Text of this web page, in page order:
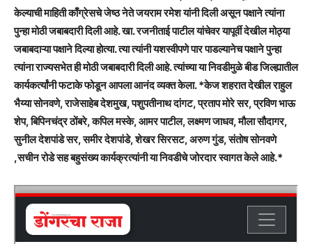
केल्याची माहिती काँग्रेसचे जेष्ठ नेते जयराम रमेश यांनी दिली असून पक्षाने त्यांना
पुन्हा मोठी जबाबदारी दिली आहे. खा. रजनीताई पाटील यांचेवर यापूर्वी देखील मोठ्या
जबाबदाऱ्या पक्षाने दिल्या होत्या. त्या त्यांनी यशस्वीपणे पार पाडल्यानेच पक्षाने पुन्हा
त्यांना राज्यसभेत ही मोठी जबाबदारी दिली आहे. त्यांच्या या निवडीमुळे बीड जिल्ह्यातील
कार्यकर्त्यांनी फटाके फोडून आपला आनंद व्यक्त केला. *केज शहरात देखील राहुल
भैय्या सोनवणे, राजेसाहेब देशमुख, पशुपतीनाथ दांगट, प्रताप मोरे सर, प्रविण भाऊ
शेप, बिपिनचंद्र ठोंबरे, कपिल मस्के, आमर पाटील, लक्ष्मण जाधव, मौला सौदागर,
सुनील देशपांडे सर, समीर देशपांडे, शेखर सिरसट, अरुण गुंड, संतोष सोनवणे
,सचीन रोडे सह बहुसंख्य कार्यक्रत्यांनी या निवडीचे जोरदार स्वागत केले आहे.*